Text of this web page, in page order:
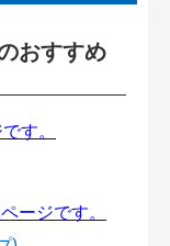
おすすめ